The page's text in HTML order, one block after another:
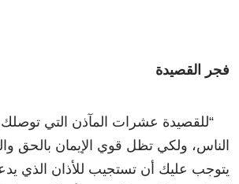
فجر القصيدة
“للقصيدة عشرات المآذن التي توصلك
الناس، ولكي تظل قوي الإيمان بالحق
يتوجب عليك أن تستجيب للأذان الذي